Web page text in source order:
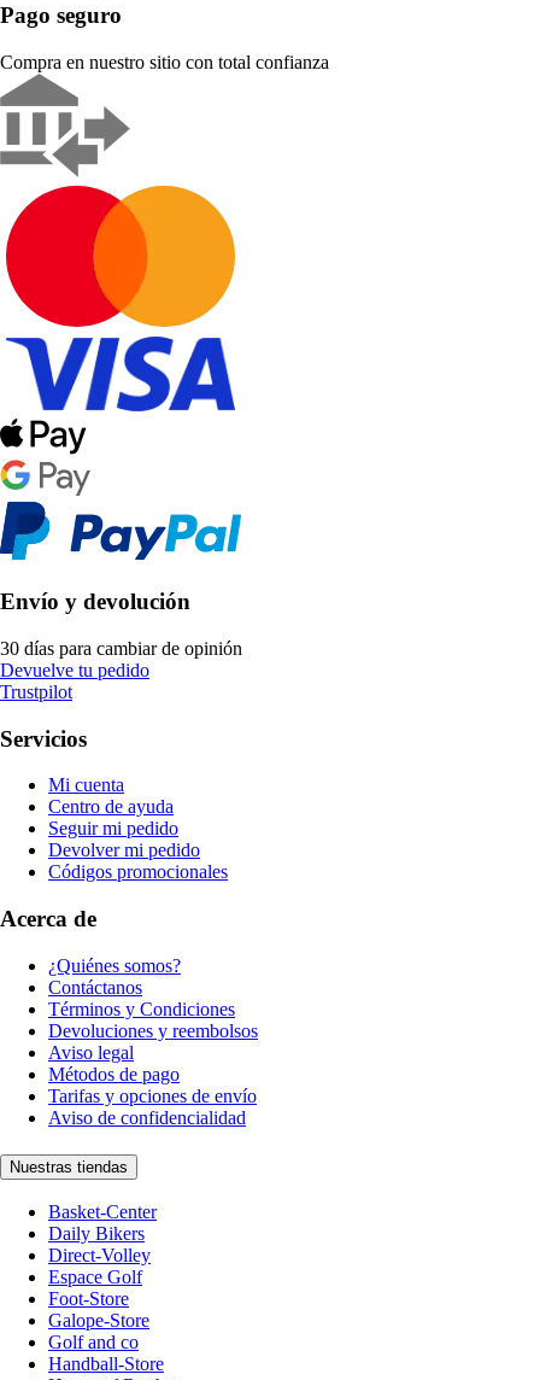
Pago seguro
Compra en nuestro sitio con total confianza
Envío y devolución
30 días para cambiar de opinión
Devuelve tu pedido
Trustpilot
Servicios
Mi cuenta
Centro de ayuda
Seguir mi pedido
Devolver mi pedido
Códigos promocionales
Acerca de
¿Quiénes somos?
Contáctanos
Términos y Condiciones
Devoluciones y reembolsos
Aviso legal
Métodos de pago
Tarifas y opciones de envío
Aviso de confidencialidad
Nuestras tiendas
Basket-Center
Daily Bikers
Direct-Volley
Espace Golf
Foot-Store
Galope-Store
Golf and co
Handball-Store